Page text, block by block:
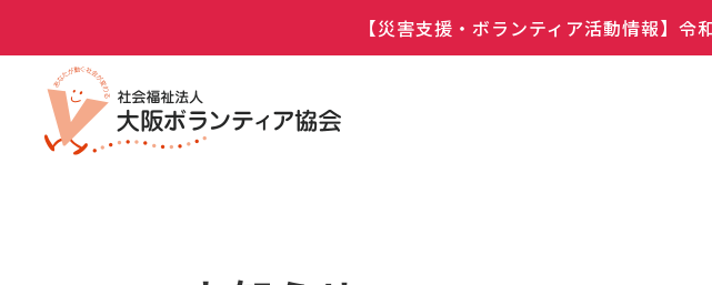
【災害支援・ボランティア活動情報】